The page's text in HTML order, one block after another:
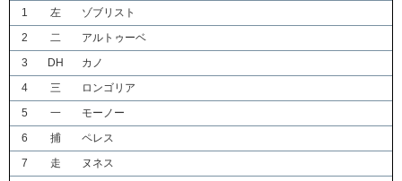
1
左
ゾブリスト
2
二
アルトゥーベ
3
DH
カノ
4
三
ロンゴリア
5
一
モーノー
6
捕
ペレス
7
走
ヌネス